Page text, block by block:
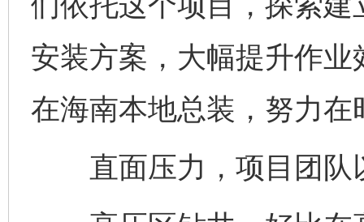
安装方案，大幅提升作
在海南本地总装，努力在
直面压力，项目团队